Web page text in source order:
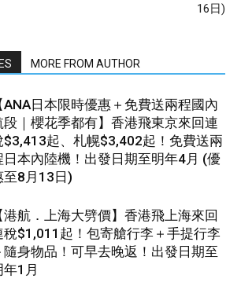
16日)
MORE FROM AUTHOR
ANA日本限時優惠＋免費送兩程國內
段｜櫻花季都有】香港飛東京來回連
$3,413起、札幌$3,402起！免費送兩
日本內陸機！出發日期至明年4月 (優
至8月13日)
港航．上海大劈價】香港飛上海來回
稅$1,011起！包寄艙行李＋手提行李
隨身物品！可早去晚返！出發日期至
年1月